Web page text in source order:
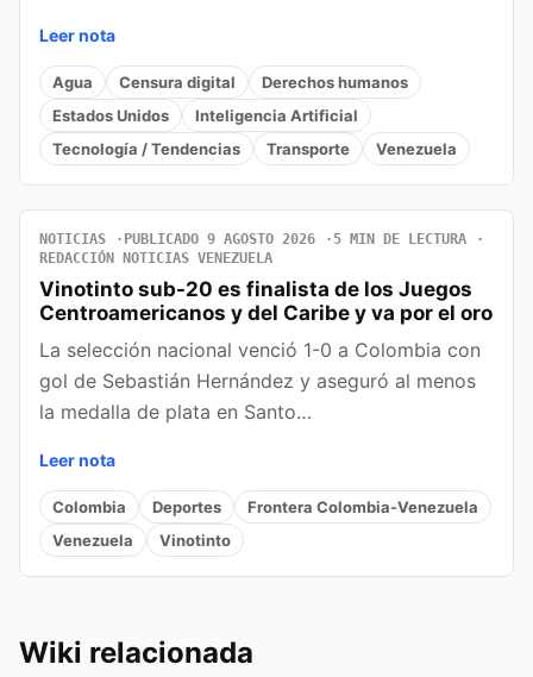
Leer nota
Agua Censura digital
Derechos humanos
Estados Unidos
Inteligencia Artificial
Tecnología / Tendencias
Transporte Venezuela
NOTICIAS PUBLICADO 9 AGOSTO 2026
5 MIN DE LECTURA
REDACCIÓN NOTICIAS VENEZUELA
Vinotinto sub-20 es finalista de los Juegos
Centroamericanos y del Caribe y va por el oro
La selección nacional venció 1-0 a Colombia con
gol de Sebastián Hernández y aseguró al menos
la medalla de plata en Santo…
Leer nota
Colombia Deportes
Frontera Colombia-Venezuela
Venezuela
Vinotinto
Wiki relacionada